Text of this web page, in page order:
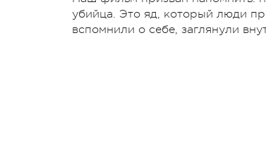
убийца. Это яд, который люди
вспомнили о себе, заглянули